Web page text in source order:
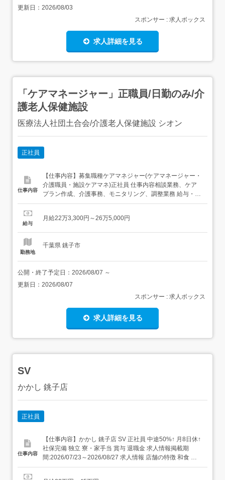
更新日： 2026/08/03
スポンサー : 求人ボックス
求人詳細を見る
「ケアマネージャー」正職員/日勤のみ/介
護老人保健施設
医療法人社団土合会/介護老人保健施設 シオン
正社員
仕事内容
【仕事内容】募集職種ケアマネジャー(ケアマネージャー・
介護職員・施設ケアマネ)正社員 仕事内容相談業務、ケア
プラン作成、介護事務、モニタリング、調整業務 給与・手
当<給与>月給223,300〜265,000円<手当>交通費支給:実費
専従1日勤:8:30～17:30(休憩60分) 勤務形態残業ほぼ...
給与
月給22万3,300円～26万5,000円
勤務地
千葉県 銚子市
公開・終了予定日： 2026/08/07 ～
更新日： 2026/08/07
スポンサー : 求人ボックス
求人詳細を見る
SV
かかし 銚子店
正社員
仕事内容
【仕事内容】かかし 銚子店 SV 正社員 中途50%↑ 月8日休↑
社保完備 独立 寮・家⼿当 賞与 退職金 求人情報掲載期
間:2026/07/23～2026/08/27 求人情報 店舗の特徴 和食 住
所 千葉県 銚子市 三崎町2-2660-1 イオン銚子SC 1F 交 通